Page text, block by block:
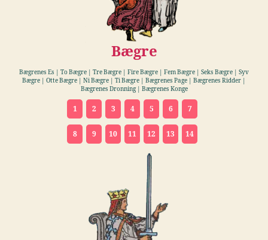
Bægre
Bægrenes Es | To Bægre | Tre Bægre | Fire Bægre Fem Bægre
Seks Bægre | Syv
Bægre | Otte Bægre
Ni Bægre | Ti Bægre | Bægrenes Page | Bægrenes Ridder |
Bægrenes Dronning | Bægrenes Konge
1 2 3 4 5 6 7
8 9 10 11 12 13 14